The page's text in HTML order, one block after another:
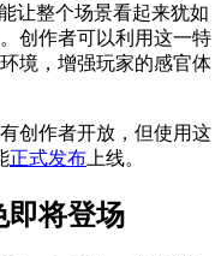
让整个场景看起来犹如
创作者可以利用这一特
境，增强玩家的感官体
创作者开放，但使用这
正式发布 上线。
即将登场